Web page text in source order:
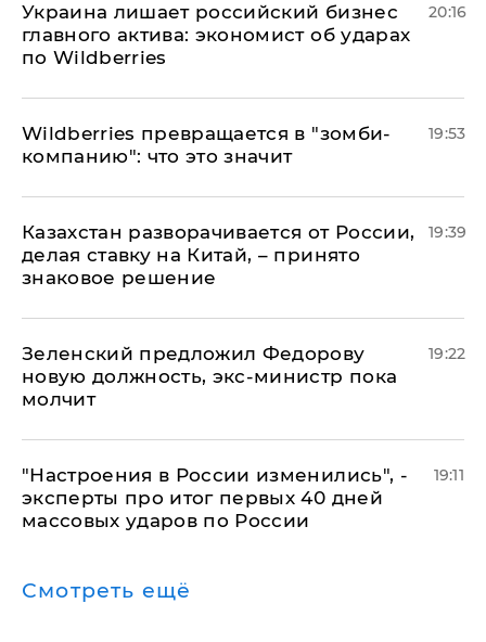
​Украина лишает российский бизнес
главного актива: экономист об ударах
по Wildberries
20:16
Wildberries превращается в "зомби-
компанию": что это значит
19:53
Казахстан разворачивается от России,
делая ставку на Китай, – принято
знаковое решение
19:39
Зеленский предложил Федорову
новую должность, экс-министр пока
молчит
19:22
"Настроения в России изменились", -
эксперты про итог первых 40 дней
массовых ударов по России
19:11
Смотреть ещё